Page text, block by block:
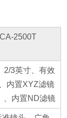
CA-2500T
2/3英寸、有效
内置XYZ滤镜
、内置ND滤镜